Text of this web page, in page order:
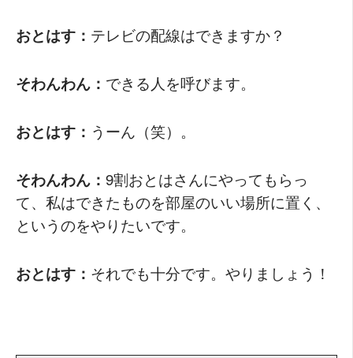
おとはす： テレビの配線はできますか？
そわんわん： できる人を呼びます。
おとはす： うーん（笑）。
そわんわん： 9割おとはさんにやってもらっ
て、私はできたものを部屋のいい場所に置く、
というのをやりたいです。
おとはす： それでも十分です。やりましょう！